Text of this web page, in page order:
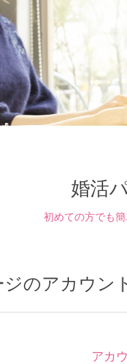
婚活
初めての方でも簡
のアカウン
アカ